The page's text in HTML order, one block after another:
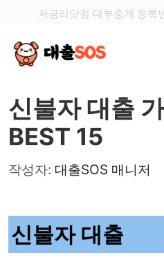
저금리닷컴 대부중개 등록
신불자 대출
BEST 15
작성자: 대출SOS 매니저
신불자 대출